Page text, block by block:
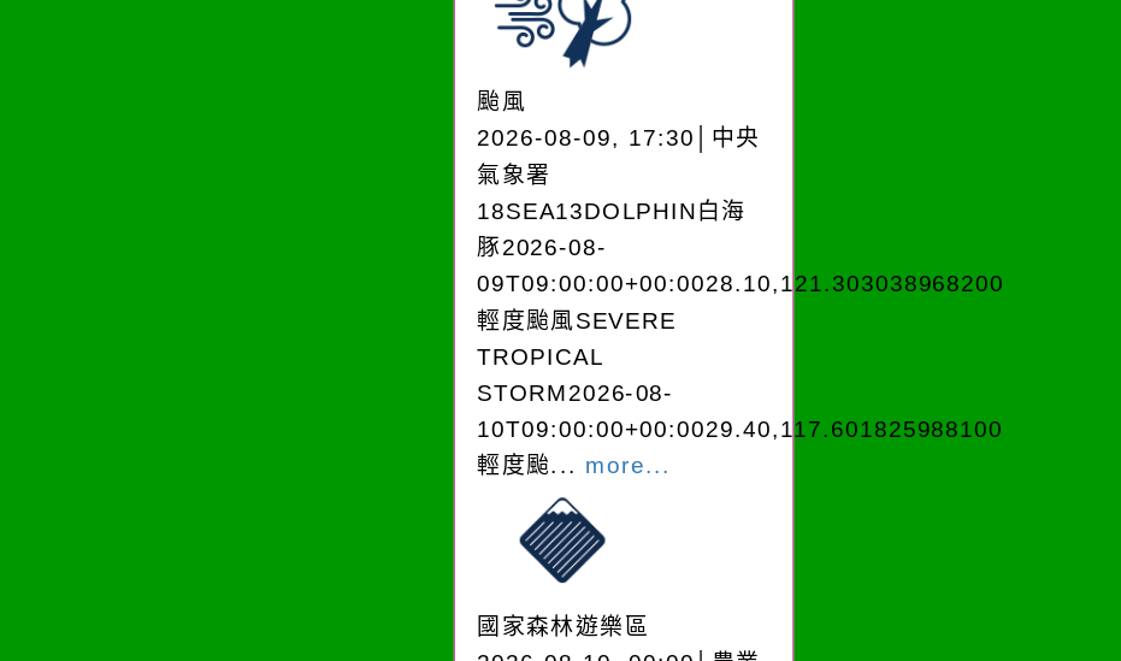
颱風
2026-08-09, 17:30│中央
氣象署
18SEA13DOLPHIN白海
豚2026-08-
09T09:00:00+00:0028.10,121.303038968200
輕度颱風SEVERE
TROPICAL
STORM2026-08-
10T09:00:00+00:0029.40,117.601825988100
輕度颱... more...
國家森林遊樂區